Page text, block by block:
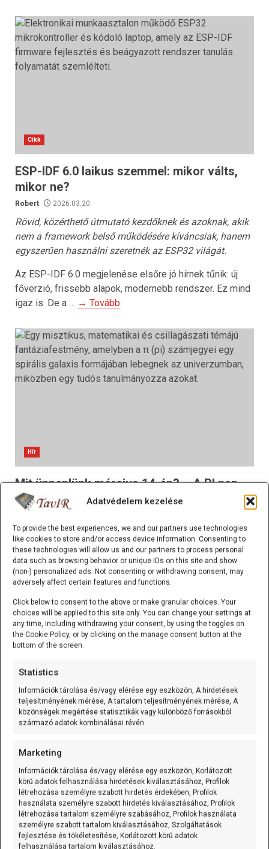
Adatvédelem kezelése
To provide the best experiences, we and our partners use technologies
like cookies to store and/or access device information. Consenting to
these technologies will allow us and our partners to process personal
data such as browsing behavior or unique IDs on this site and show
(non-) personalized ads. Not consenting or withdrawing consent, may
adversely affect certain features and functions.
Click below to consent to the above or make granular choices. Your
choices will be applied to this site only. You can change your settings at
any time, including withdrawing your consent, by using the toggles on
the Cookie Policy, or by clicking on the manage consent button at the
bottom of the screen.
Statistics
Információk tárolása és/vagy elérése egy eszközön, A hirdetések
teljesítményének mérése, A tartalom teljesítményének mérése, A
közönségek megértése statisztikák vagy különböző forrásokból
származó adatok kombinálásai révén.
Marketing
Információk tárolása és/vagy elérése egy eszközön, Korlátozott
körű adatok felhasználása hirdetések kiválasztásához, Profilok
létrehozása személyre szabott hirdetés érdekében, Profilok
használata személyre szabott hirdetés kiválasztásához, Profilok
létrehozása tartalom személyre szabásához, Profilok használata
személyre szabott tartalom kiválasztásához, Szolgáltatások
fejlesztése és tökéletesítése, Korlátozott körű adatok
felhasználása tartalom kiválasztásához.
Cikk
ESP-IDF 6.0 laikus szemmel: mikor válts,
mikor ne?
Robert 2026.03.20.
Rövid, közérthető útmutató kezdőknek és azoknak, akik
nem a framework belső működésére kíváncsiak, hanem
egyszerűen használni szeretnék az ESP32 világát.
Az ESP-IDF 6.0 megjelenése elsőre jó hírnek tűnik: új
főverzió, frissebb alapok, modernebb rendszer. Ez mind
igaz is. De a … → Tovább
Hír
Mit ünneplünk március 14-én? – A PI nap
története és érdekességei
Március 14. első pillantásra egy teljesen átlagos napnak
tűnik – sem nem piros betűs ünnep, sem nem
világrengető események évfordulója. Vagy mégis? Nos,
a tudomány és a matematika szerelmesei számára ez
…→ Tovább
Hír
Arduino VENTUNO Q: merre tart az Arduino
az UNO után?
Robert 2026.03.10.
Amikor az ember először ránéz aVENTUNO Q